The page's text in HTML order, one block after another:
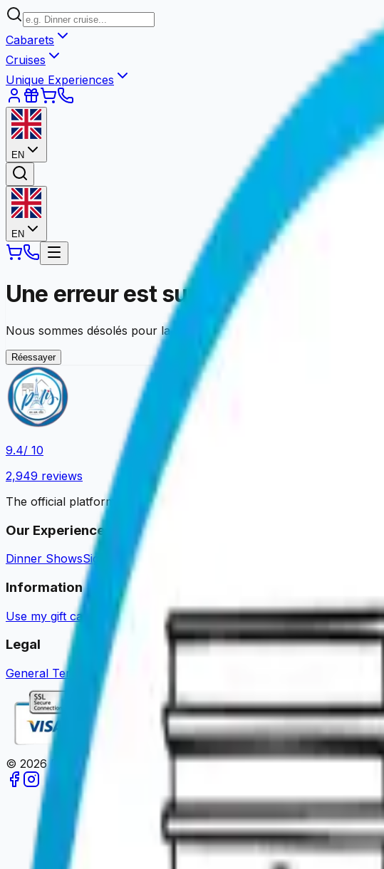
Cabarets
Cruises
Unique Experiences
EN
EN
Une erreur est survenue
Nous sommes désolés pour la gêne occasionnée. Vous pouvez
Réessayer
9.4/ 10
2,949 reviews
The official platform to book your Parisian experiences.
Our Experiences
Dinner ShowsSightseeing Cruises
Information
Use my gift card Guides & NewsBecome a partnerAbout usContact
Legal
General Terms of Sale
© 2026Paris en un Clic. All rights reserved.